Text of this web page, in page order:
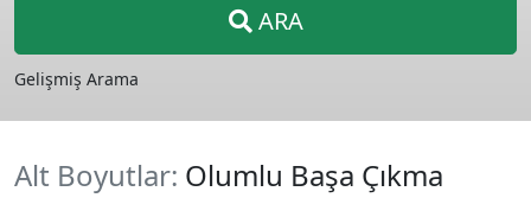
ARA
Gelişmiş Arama
Alt Boyutlar: Olumlu Başa Çıkma